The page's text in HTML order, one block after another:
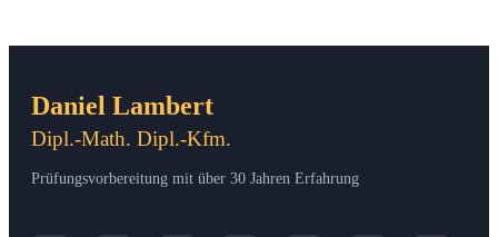
Daniel Lambert
Dipl.-Math. Dipl.-Kfm.
Prüfungsvorbereitung mit über 30 Jahren Erfahrung